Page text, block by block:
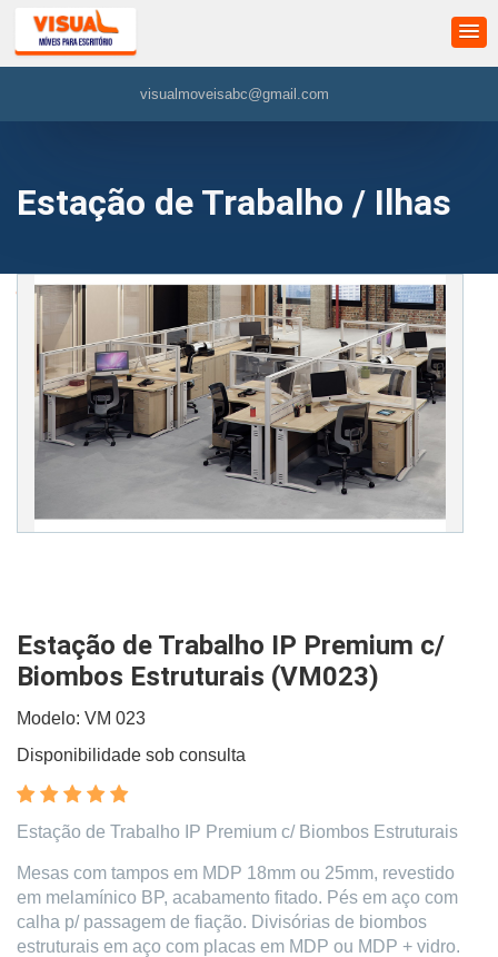
visualmoveisabc@gmail.com
Estação de Trabalho / Ilhas
» Estação de Trabalho / Ilhas
Estação de Trabalho IP Premium c/
Biombos Estruturais (VM023)
Estação de Trabalho IP Premium c/
Biombos Estruturais (VM023)
Modelo: VM 023
Disponibilidade sob consulta
Estação de Trabalho IP Premium c/ Biombos Estruturais
Mesas com tampos em MDP 18mm ou 25mm, revestido
em melamínico BP, acabamento fitado. Pés em aço com
calha p/ passagem de fiação. Divisórias de biombos
estruturais em aço com placas em MDP ou MDP + vidro.